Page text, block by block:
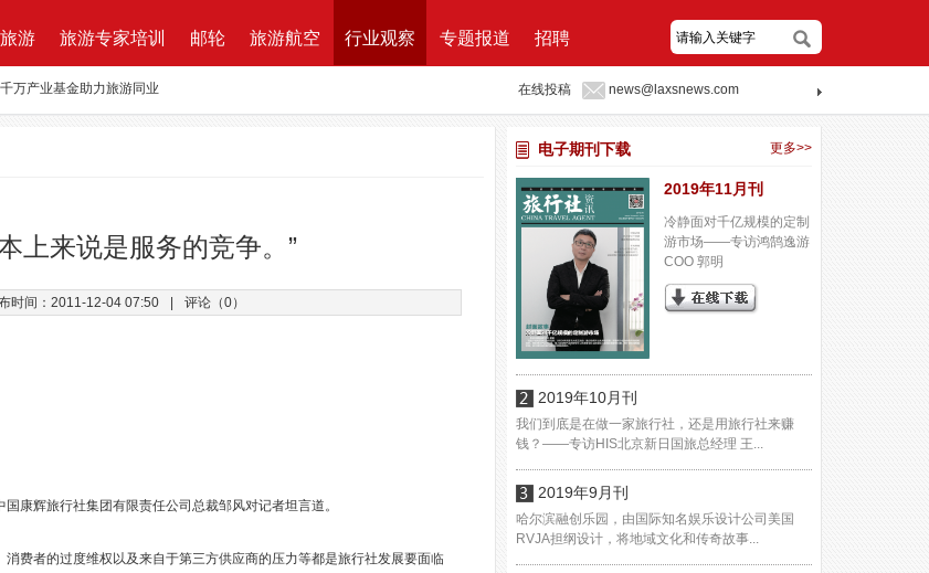
游 旅游专家培训 邮轮 旅游航空 行业观察 专题报道 招聘
万产业基金助力旅游同业
“济南定期航班直飞巴黎”产品发布会闪耀泉城
什么？
在线投稿 news@laxsnews.com
上来说是服务的竞争。”
时间：2011-12-04 07:50 评论（0）
康辉旅行社集团有限责任公司总裁邹风对记者坦言道。
费者的过度维权以及来自于第三方供应商的压力等都是旅行社发展要面临
更多>>
电子期刊下载
2019年11月刊
冷静面对千亿规模的定制
游市场——专访鸿鹄逸游
COO 郭明
2019年10月刊
我们到底是在做一家旅行社，还是用旅行社来赚
钱？——专访HIS北京新日国旅总经理 王...
2019年9月刊
哈尔滨融创乐园，由国际知名娱乐设计公司美国
RVJA担纲设计，将地域文化和传奇故事...